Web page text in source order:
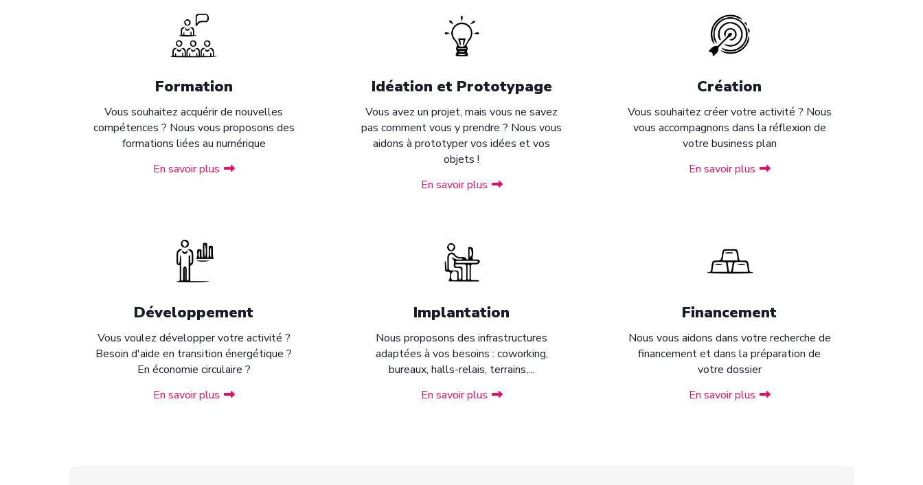
Formation
Vous souhaitez acquérir de nouvelles
compétences ? Nous vous proposons des
formations liées au numérique
En savoir plus
Idéation et Prototypage
Vous avez un projet, mais vous ne savez
pas comment vous y prendre ? Nous vous
aidons à prototyper vos idées et vos
objets !
En savoir plus
Création
Vous souhaitez créer votre activité ? Nous
vous accompagnons dans la réflexion de
votre business plan
En savoir plus
Développement
Vous voulez développer votre activité ?
Besoin d'aide en transition énergétique ?
En économie circulaire ?
En savoir plus
Implantation
Nous proposons des infrastructures
adaptées à vos besoins : coworking,
bureaux, halls-relais, terrains,...
En savoir plus
Financement
Nous vous aidons dans votre recherche de
financement et dans la préparation de
votre dossier
En savoir plus